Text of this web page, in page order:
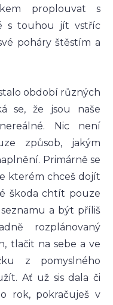
proplouvat s
s touhou jít vstříc
poháry štěstím a
období různých
se, že jsou naše
Nic není
způsob, jakým
Primárně se
kterém chceš dojít
škoda chtít pouze
a být příliš
rozplánovaný
tlačit na sebe a ve
z pomyslného
Ať už sis dala či
rok, pokračuješ v